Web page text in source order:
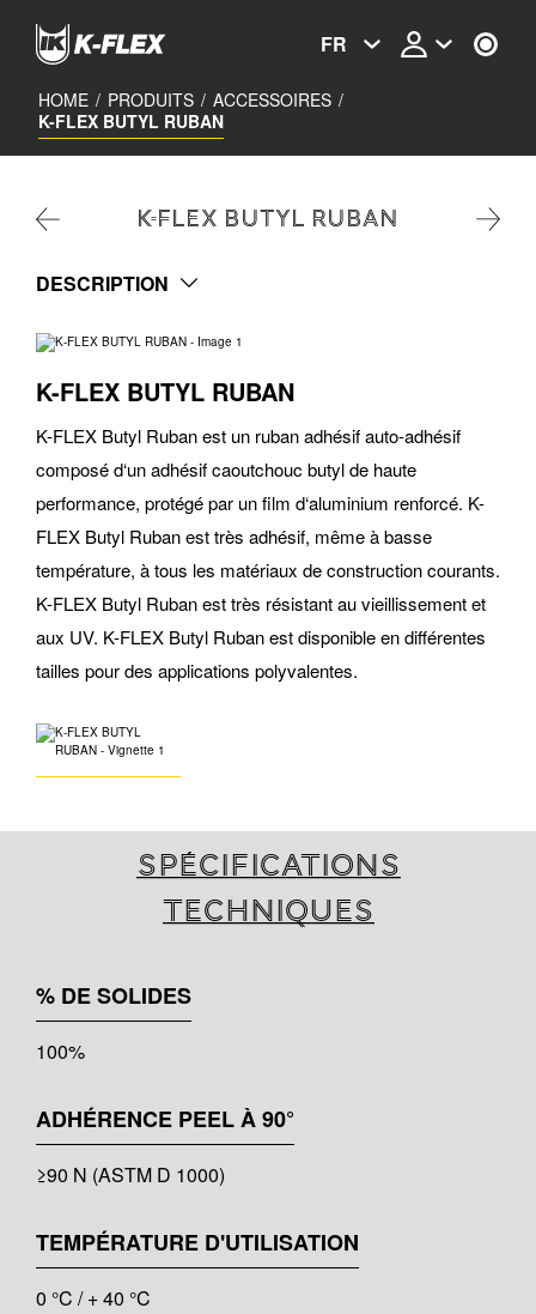
content
FR
HOME / PRODUITS / ACCESSOIRES /
K-FLEX BUTYL RUBAN
K-FLEX BUTYL RUBAN
DESCRIPTION
K-FLEX BUTYL RUBAN
K-FLEX Butyl Ruban est un ruban adhésif auto-adhésif
composé d‘un adhésif caoutchouc butyl de haute
performance, protégé par un film d‘aluminium renforcé. K-
FLEX Butyl Ruban est très adhésif, même à basse
température, à tous les matériaux de construction courants.
K-FLEX Butyl Ruban est très résistant au vieillissement et
aux UV. K-FLEX Butyl Ruban est disponible en différentes
tailles pour des applications polyvalentes.
Spécifications
techniques
% DE SOLIDES
100%
ADHÉRENCE PEEL À 90°
≥90 N (ASTM D 1000)
TEMPÉRATURE D'UTILISATION
0 °C / + 40 °C